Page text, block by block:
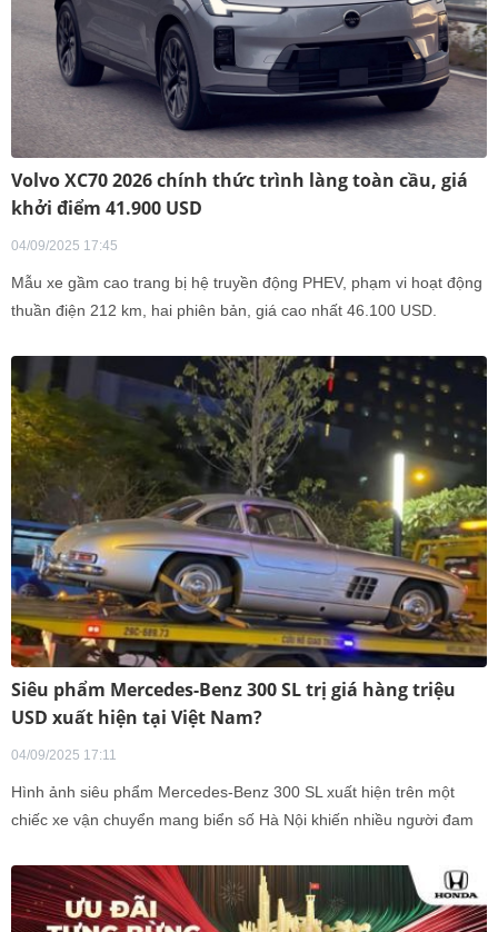
Volvo XC70 2026 chính thức trình làng toàn cầu, giá
khởi điểm 41.900 USD
04/09/2025 17:45
Mẫu xe gầm cao trang bị hệ truyền động PHEV, phạm vi hoạt động
thuần điện 212 km, hai phiên bản, giá cao nhất 46.100 USD.
Siêu phẩm Mercedes-Benz 300 SL trị giá hàng triệu
USD xuất hiện tại Việt Nam?
04/09/2025 17:11
Hình ảnh siêu phẩm Mercedes-Benz 300 SL xuất hiện trên một
chiếc xe vận chuyển mang biển số Hà Nội khiến nhiều người đam